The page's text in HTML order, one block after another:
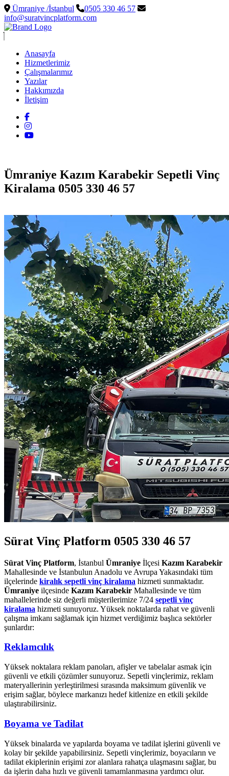
Ümraniye /İstanbul
0505 330 46 57
info@suratvincplatform.com
Anasayfa
Hizmetlerimiz
Çalışmalarımız
Yazılar
Hakkımızda
İletişim
Ümraniye Kazım Karabekir Sepetli Vinç
Kiralama 0505 330 46 57
Sürat Vinç Platform 0505 330 46 57
Sürat Vinç Platform, İstanbul Ümraniye İlçesi Kazım Karabekir
Mahallesinde ve İstanbulun Anadolu ve Avrupa Yakasındaki tüm
ilçelerinde kiralık sepetli vinç kiralama hizmeti sunmaktadır.
Ümraniye ilçesinde Kazım Karabekir Mahallesinde ve tüm
mahallelerinde siz değerli müşterilerimize 7/24 sepetli vinç
kiralama hizmeti sunuyoruz. Yüksek noktalarda rahat ve güvenli
çalışma imkanı sağlamak için hizmet verdiğimiz başlıca sektörler
şunlardır:
Reklamcılık
Yüksek noktalara reklam panoları, afişler ve tabelalar asmak için
güvenli ve etkili çözümler sunuyoruz. Sepetli vinçlerimiz, reklam
materyallerinin yerleştirilmesi sırasında maksimum güvenlik ve
erişim sağlar, böylece markanızı hedef kitlenize en etkili şekilde
ulaştırabilirsiniz.
Boyama ve Tadilat
Yüksek binalarda ve yapılarda boyama ve tadilat işlerini güvenli ve
kolay bir şekilde yapabilirsiniz. Sepetli vinçlerimiz, boyacıların ve
tadilat ekiplerinin erişimi zor alanlara rahatça ulaşmasını sağlar, bu
da işlerin daha hızlı ve güvenli tamamlanmasına yardımcı olur.